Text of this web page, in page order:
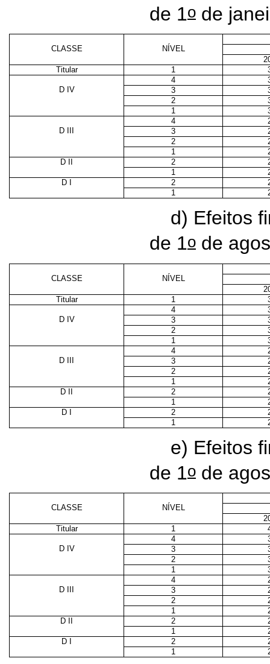
de 1o de
CLASSE
NÍVEL
Titular
1
4
D IV
3
2
1
4
D III
3
2
1
D II
2
1
D I
2
1
d) Efeitos
de 1o de
CLASSE
NÍVEL
Titular
1
4
D IV
3
2
1
4
D III
3
2
1
D II
2
1
D I
2
1
e) Efeitos
de 1o de
CLASSE
NÍVEL
Titular
1
4
D IV
3
2
1
4
D III
3
2
1
D II
2
1
D I
2
1